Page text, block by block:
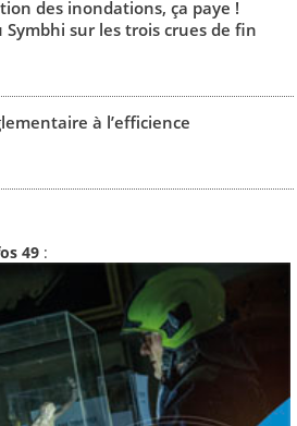
des inondations, ça paye !
Symbhi sur les trois crues de fin
à l’efficience
49 :